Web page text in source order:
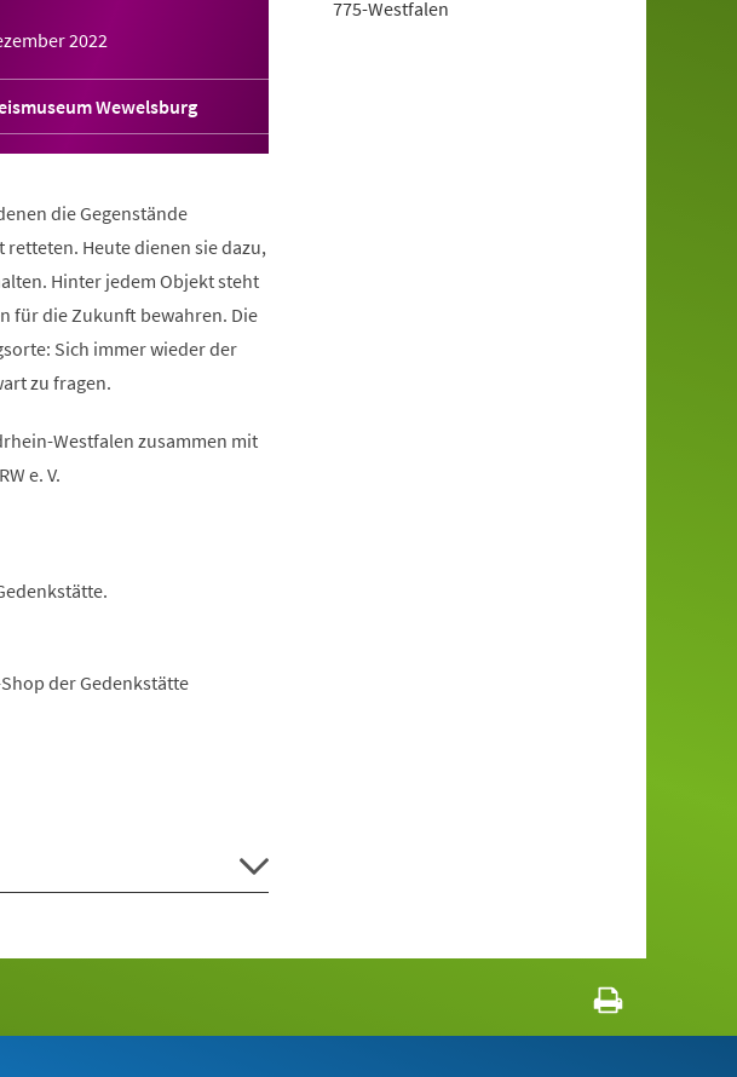
2022
Wewelsburg
die Gegenstände
Heute dienen sie dazu,
Hinter jedem Objekt steht
für die Zukunft bewahren. Die
Sich immer wieder der
zu fragen.
Westfalen zusammen mit
e. V.
der Gedenkstätte
775-Westfalen